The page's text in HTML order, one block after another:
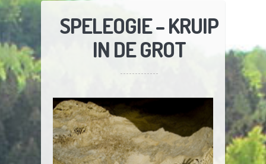
SPELEOGIE – KRUIP
IN DE GROT